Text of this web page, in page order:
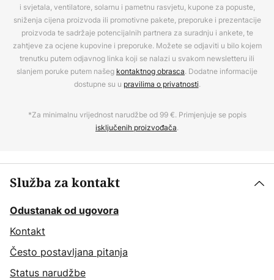
i svjetala, ventilatore, solarnu i pametnu rasvjetu, kupone za popuste,
sniženja cijena proizvoda ili promotivne pakete, preporuke i prezentacije
proizvoda te sadržaje potencijalnih partnera za suradnju i ankete, te
zahtjeve za ocjene kupovine i preporuke. Možete se odjaviti u bilo kojem
trenutku putem odjavnog linka koji se nalazi u svakom newsletteru ili
slanjem poruke putem našeg kontaktnog obrasca. Dodatne informacije
dostupne su u pravilima o privatnosti.
*Za minimalnu vrijednost narudžbe od 99 €. Primjenjuje se popis
isključenih proizvođača.
Služba za kontakt
Odustanak od ugovora
Kontakt
Često postavljana pitanja
Status narudžbe